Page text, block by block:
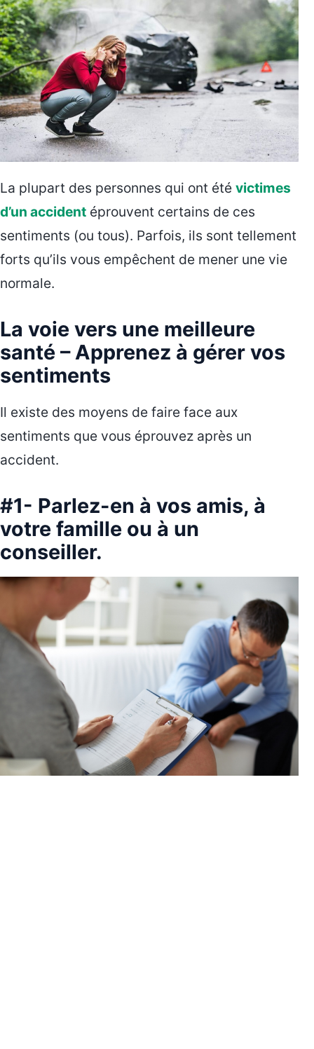
La plupart des personnes qui ont été victimes
d’un accident éprouvent certains de ces
sentiments (ou tous). Parfois, ils sont tellement
forts qu’ils vous empêchent de mener une vie
normale.
La voie vers une meilleure
santé – Apprenez à gérer vos
sentiments
Il existe des moyens de faire face aux
sentiments que vous éprouvez après un
accident.
#1- Parlez-en à vos amis, à
votre famille ou à un
conseiller.